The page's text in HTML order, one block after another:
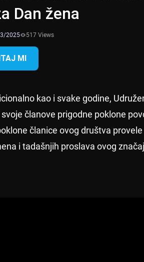
Dan žena
2025 517 Views
MI
kao i svake godine,
svoje članove prigodne poklone
članice ovog društva
i tadašnjih proslava ovog